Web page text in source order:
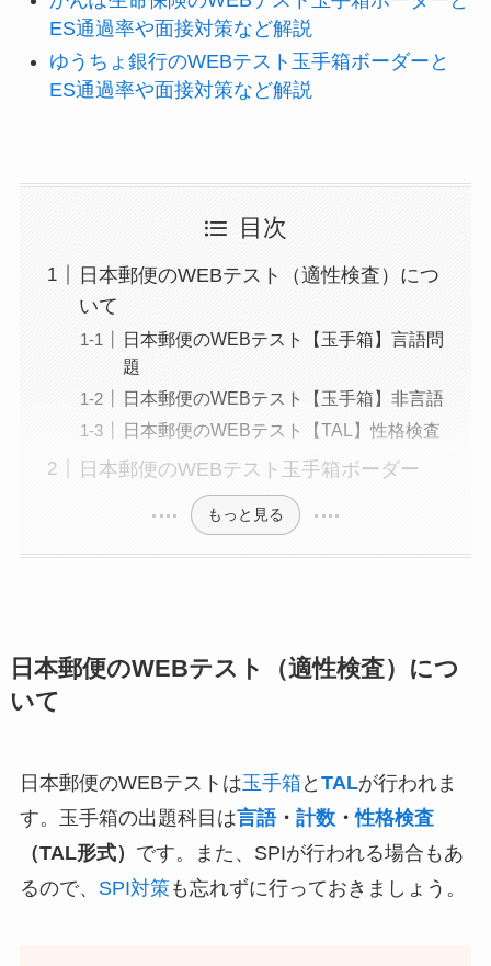
ES通過率や面接対策など解説
ゆうちょ銀行のWEBテスト玉手箱ボーダーと
ES通過率や面接対策など解説
目次
日本郵便のWEBテスト（適性検査）につ
いて
日本郵便のWEBテスト【玉手箱】言語問
題
日本郵便のWEBテスト【玉手箱】非言語
日本郵便のWEBテスト【TAL】性格検査
日本郵便のWEBテスト玉手箱ボーダー
もっと見る
日本郵便のWEBテスト（適性検査）につ
いて
日本郵便のWEBテストは玉手箱 と TALが行われま
す。玉手箱の出題科目は言語・ 計数・性格検査
（TAL形式） です。また、SPIが行われる場合もあ
るので、 SPI対策も忘れずに行っておきましょう。